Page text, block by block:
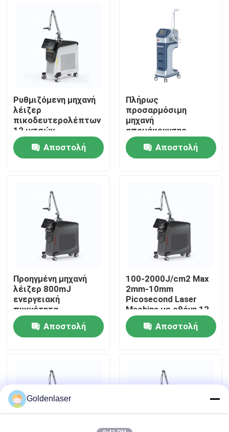
Σπίτι
Εμφάνιση VR
Περίπου εμείς
Γύρος εργοστασίων
Ποιοτικός έλεγχος
Ειδήσεις
Ζητήστε ένα απόσπασμα
Ρυθμιζόμενη μηχανή
λέιζερ
πικοδευτερολέπτων
12 ιντσών
Αποστολή
Πλήρως
προσαρμόσιμη
μηχανή
απομάκρυνσης
τατουάζ με λέιζερ
Picosecond 100-
2000J/Cm2 Εξόραση
Αποστολή
Προηγμένη μηχανή
λέιζερ 800mJ
ενεργειακή
πυκνότητα
ρυθμιζόμενη ακτίνα
στόχευσηςΑποστολή
100-2000J/cm2 Max
2mm-10mm
Picosecond Laser
Machine με οθόνη 12
ιντσών
Αποστολή
Goldenlaser